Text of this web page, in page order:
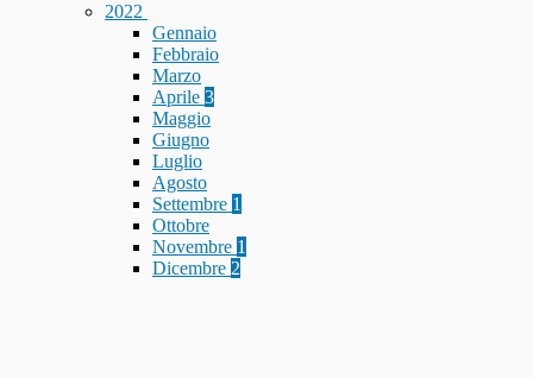
2022
Gennaio
Febbraio
Marzo
Aprile 3
Maggio
Giugno
Luglio
Agosto
Settembre 1
Ottobre
Novembre 1
Dicembre 2